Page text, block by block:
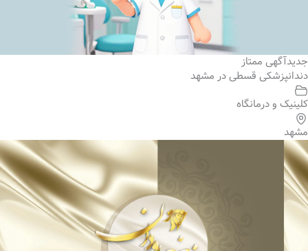
جدیدآگهی ممتاز
دندانپزشکی قسطی در مشهد
کلینیک و درمانگاه
مشهد